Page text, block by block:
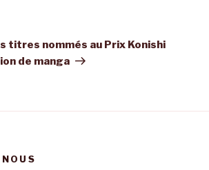
titres nommés au Prix Konishi
de manga